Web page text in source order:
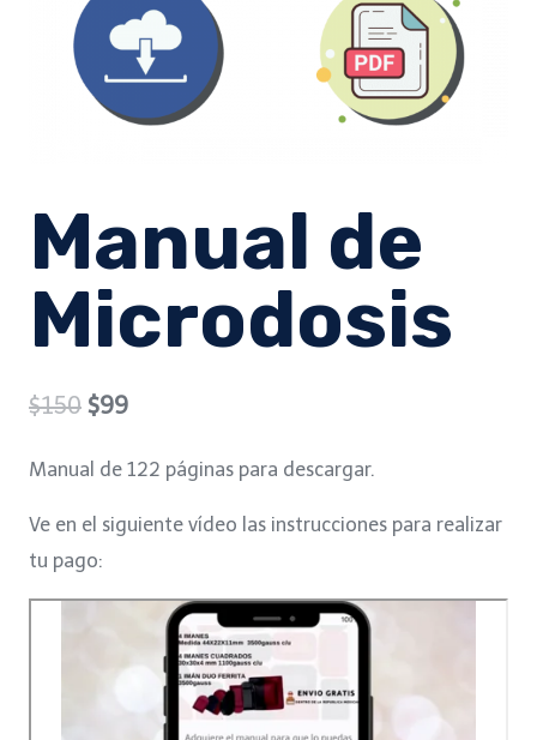
Manual de
Microdosis
$150 Original
$150.
$99Current
$99.
Manual de 122 páginas para descargar.
Ve en el siguiente vídeo las instrucciones para realizar
tu pago: